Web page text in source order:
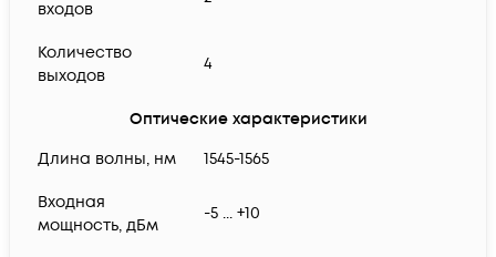
входов
Количество
выходов
4
Оптические характеристики
Длина волны, нм
1545-1565
Входная
мощность, дБм
-5 ... +10